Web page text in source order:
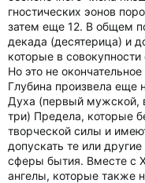
гностических эонов
затем еще 12. В общем
декада (десятерица) и
которые в
Но это не
Глубина произвела еще
Духа (первый мужской,
три) Предела, которые
творческой силы и
допускать те или
сферы бытия. Вместе с
ангелы, которые также